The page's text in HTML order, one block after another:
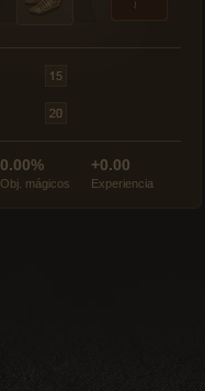
0.00%
Obj. mágicos
+0.00
Experiencia